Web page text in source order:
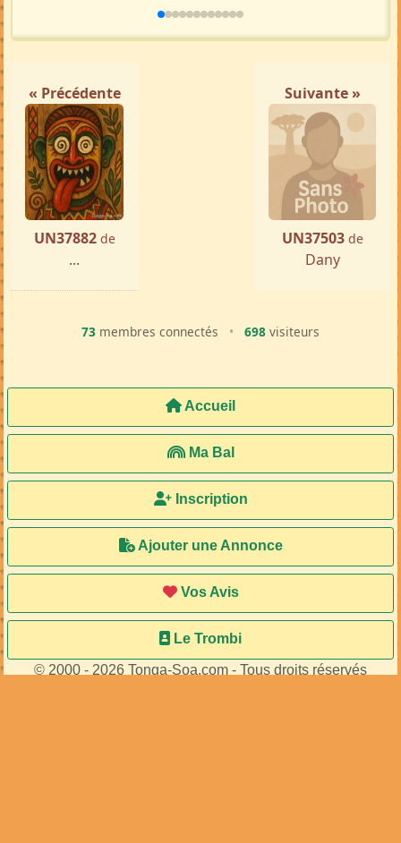
« Précédente
UN37882 de
...
Suivante »
UN37503 de
Dany
73 membres connectés • 698 visiteurs
Accueil
Ma Bal
Inscription
Ajouter une Annonce
Vos Avis
Le Trombi
© 2000 - 2026 Tonga-Soa.com - Tous droits réservés